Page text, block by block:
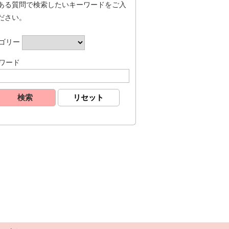
る質問で検索したいキーワードをご入
さい。
リー
ード